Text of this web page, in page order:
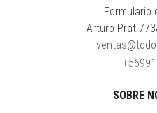
Formulario
Arturo Prat
SOBRE